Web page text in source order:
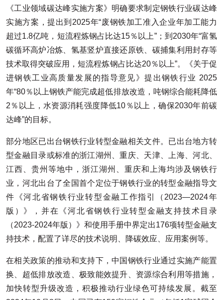
《工业领域碳达峰实施方案》明确要求制定钢铁行业碳达峰
实施方案，提出到2025年“废钢铁加工准入企业年加工能力
超过1.8亿吨，短流程炼钢占比达15％以上”；到2030年“富氢
碳循环高炉冶炼、氢基竖炉直接还原铁、碳捕集利用封存等
技术取得突破应用，短流程炼钢占比达20％以上”。《关于促
进钢铁工业高质量发展的指导意见》提出钢铁行业 2025
年“80％以上钢铁产能完成超低排放改造，吨钢综合能耗降低
2％以上，水资源消耗强度降低10％以上，确保2030年前碳
达峰”的目标。
部分地区已出台钢铁行业转型金融相关文件。已出台地方转
型金融目录或标准的浙江湖州、重庆、天津、上海、河北、
江西、贵州等地中，浙江湖州、重庆和上海均涉及钢铁行
业，河北出台了全国首个定位于钢铁行业的转型金融指导文
件《河北省钢铁行业转型金融工作指引（2023—2024年
版）》，并在《河北省钢铁行业转型金融支持技术目录
（2023-2024年版）》和使用手册中界定出176项转型金融支
持技术，配置了详尽的技术说明、降碳效应、应用案例等。
在相关政策的推动和支持下，中国钢铁行业通过实施产能置
换、超低排放改造、极致能效提升、资源综合利用等措施，
加快转型升级改造，积极推动行业绿色可持续发展。截至